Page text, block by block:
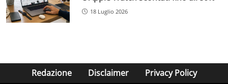
18 Luglio 2026
Redazione Disclaimer Privacy Policy